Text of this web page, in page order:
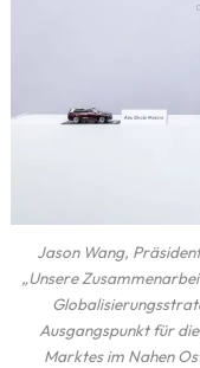
Jason Wang,
„Unsere
Ausgangspunkt für
Marktes im Nahen